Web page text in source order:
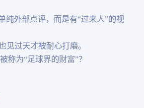
纯外部点评，而是有“过来人”的视
见过天才被耐心打磨。
称为“足球界的财富”？